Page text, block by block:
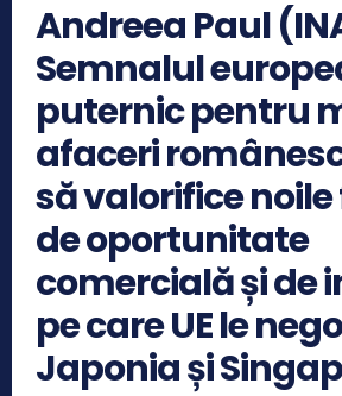
Andreea Paul
Semnalul
puternic pentru
afaceri
să valorifice
de oportunitate
comercială și de
pe care UE le
Japonia și